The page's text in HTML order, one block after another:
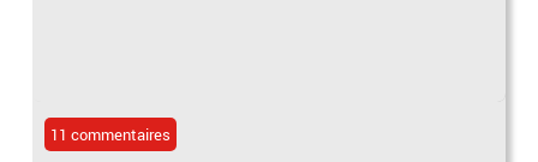
11 commentaires